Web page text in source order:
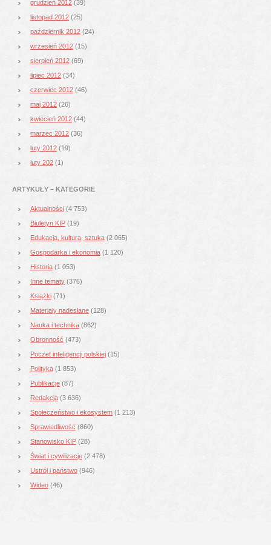
grudzień 2012 (39)
listopad 2012 (25)
październik 2012 (24)
wrzesień 2012 (15)
sierpień 2012 (69)
lipiec 2012 (34)
czerwiec 2012 (46)
maj 2012 (26)
kwiecień 2012 (44)
marzec 2012 (36)
luty 2012 (19)
luty 202 (1)
ARTYKUŁY – KATEGORIE
Aktualności (4 753)
Biuletyn KIP (19)
Edukacja, kultura, sztuka (2 065)
Gospodarka i ekonomia (1 120)
Historia (1 053)
Inne tematy (376)
Książki (71)
Materiały nadesłane (128)
Nauka i technika (862)
Obronność (473)
Poczet inteligencji polskiej (15)
Polityka (1 853)
Publikacje (87)
Redakcja (3 636)
Społeczeństwo i ekosystem (1 213)
Sprawiedliwość (860)
Stanowisko KIP (28)
Świat i cywilizacje (2 478)
Ustrój i państwo (946)
Wideo (46)